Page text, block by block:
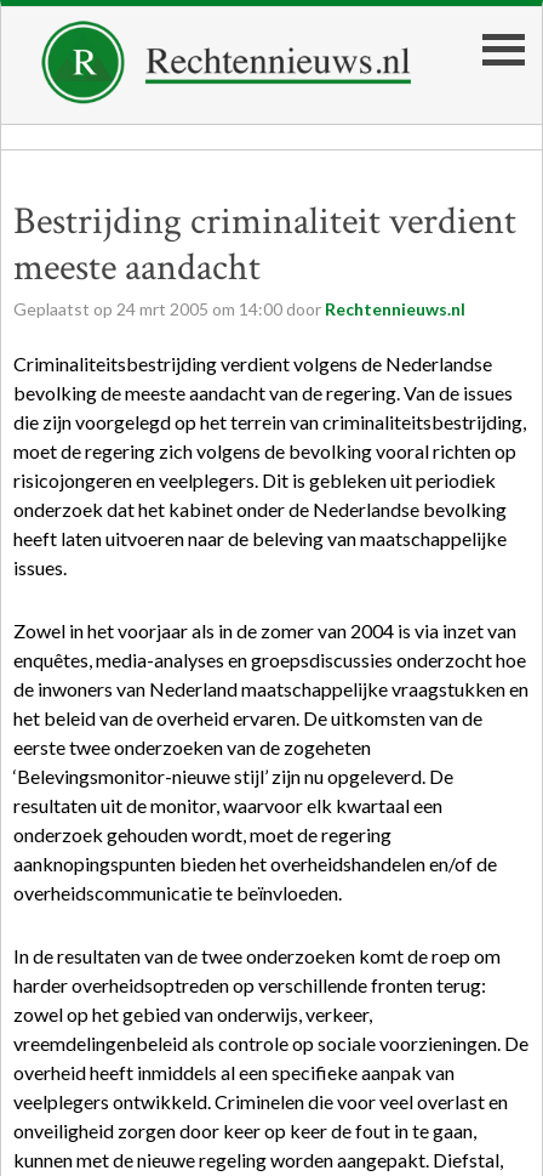
Bestrijding criminaliteit verdient
meeste aandacht
Geplaatst op 24mrt 2005 om 14:00 door Rechtennieuws.nl
Criminaliteitsbestrijding verdient volgens de Nederlandse
bevolking de meeste aandacht van de regering. Van de issues
die zijn voorgelegd op het terrein van criminaliteitsbestrijding,
moet de regering zich volgens de bevolking vooral richten op
risicojongeren en veelplegers. Dit is gebleken uit periodiek
onderzoek dat het kabinet onder de Nederlandse bevolking
heeft laten uitvoeren naar de beleving van maatschappelijke
issues.
Zowel in het voorjaar als in de zomer van 2004 is via inzet van
enquêtes, media-analyses en groepsdiscussies onderzocht hoe
de inwoners van Nederland maatschappelijke vraagstukken en
het beleid van de overheid ervaren. De uitkomsten van de
eerste twee onderzoeken van de zogeheten
‘Belevingsmonitor-nieuwe stijl’ zijn nu opgeleverd. De
resultaten uit de monitor, waarvoor elk kwartaal een
onderzoek gehouden wordt, moet de regering
aanknopingspunten bieden het overheidshandelen en/of de
overheidscommunicatie te beïnvloeden.
In de resultaten van de twee onderzoeken komt de roep om
harder overheidsoptreden op verschillende fronten terug:
zowel op het gebied van onderwijs, verkeer,
vreemdelingenbeleid als controle op sociale voorzieningen. De
overheid heeft inmiddels al een specifieke aanpak van
veelplegers ontwikkeld. Criminelen die voor veel overlast en
onveiligheid zorgen door keer op keer de fout in te gaan,
kunnen met de nieuwe regeling worden aangepakt. Diefstal,